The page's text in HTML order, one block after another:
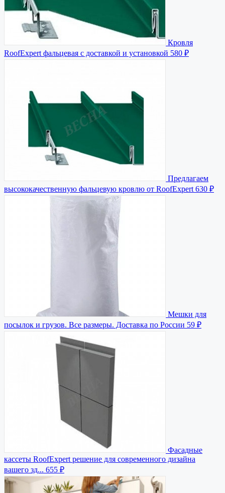
Кровля
RoofExpert фальцевая с доставкой и установкой 580 ₽
Предлагаем
высококачественную фальцевую кровлю от RoofExpert 630 ₽
Мешки для
посылок и грузов. Все размеры. Доставка по России 59 ₽
Фасадные
кассеты RoofExpert решение для современного дизайна
вашего зд... 655 ₽